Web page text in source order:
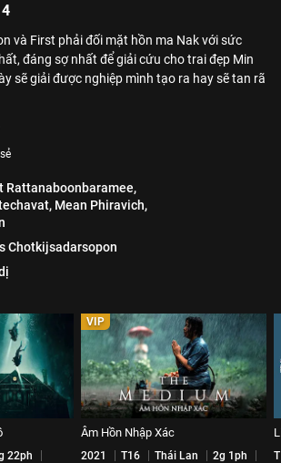
và First phải đối mặt hồn ma Nak với sức
đáng sợ nhất để giải cứu cho trai đẹp Min
sẽ giải được nghiệp mình tạo ra hay sẽ tan rã
Rattanaboonbaramee,
Mean Phiravich,
Chotkijsadarsopon
22ph
VIP
Âm Hồn Nhập Xác
2021 T16 Thái Lan
2g 1ph